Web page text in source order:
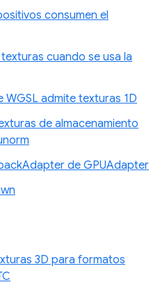
consumen el
cuando se usa la
WGSL admite texturas 1D
de almacenamiento
de GPUAdapter
3D para formatos